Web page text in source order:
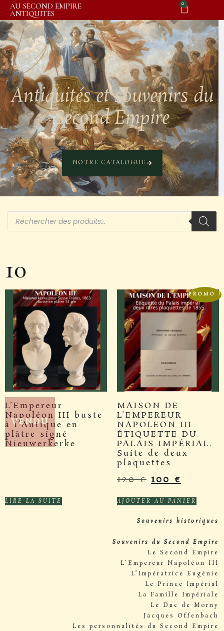
AU SECOND EMPIRE
ANTIQUITÉS
0
Antiquités et souvenirs du
Second Empire
NOTRE CATALOGUE
10
VENDU
L’Empereur
Napoléon III buste
à l’Antique en
plâtre signé
Nieuwerkerke
LIRE LA SUITE
PROMO !
MAISON DE
L’EMPEREUR
NAPOLEON III
ÉTIQUETTE DU
PALAIS IMPÉRIAL.
Suite de deux
plaquettes
120€ 100€
AJOUTER AU PANIER
Souvenirs historiques
Souvenirs du Second Empire
Le Second Empire
L’Empereur Napoléon III
L’Impératrice Eugénie
Le Prince Impérial
La Famille Impériale
Le Duc de Morny
Jacques Offenbach
Les personnalités du Second Empire